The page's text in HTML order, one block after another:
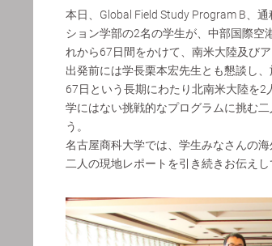
本日、Global Field Study Program B、
ション学部の2名の学生が、中部国際空
れから67日間をかけて、南米大陸及び
出発前には学長栗本宏先生とも懇談し
67日という長期にわたり北南米大陸を
学にはない挑戦的なプログラムに挑む
う。
名古屋商科大学では、学生みなさんの
二人の現地レポートを引き続きお伝え